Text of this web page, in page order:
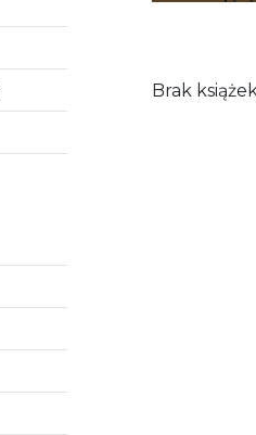
Brak